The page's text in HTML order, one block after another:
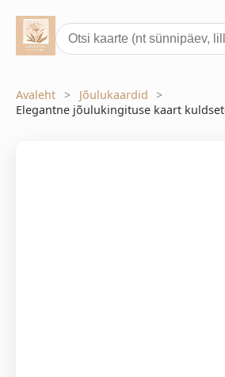
Avaleht
Jõulukaardid
Elegantne jõulukingituse kaart